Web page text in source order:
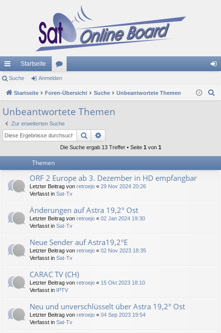
ch
ne
llz
ug
riff
Startseite
or
en m
Suche Anmelden
Startseite Foren-Übersicht Suche Unbeantwortete Themen
Unbeantwortete Themen
Zur erweiterten Suche
Suche
Die Suche ergab 13 Treffer • Seite 1 von 1
Themen
ORF 2 Europe ab 3. Dezember in HD empfangbar
Letzter Beitrag von retroejo « 29 Nov 2024 20:26
Verfasst in Sat-Tv
Änderungen auf Astra 19,2° Ost
Letzter Beitrag von retroejo « 02 Jan 2024 19:30
Verfasst in Sat-Tv
Neue Sender auf Astra19,2°E
Letzter Beitrag von retroejo « 02 Nov 2023 18:35
Verfasst in Sat-Tv
CARAC TV (CH)
Letzter Beitrag von retroejo « 15 Okt 2023 18:10
Verfasst in
IPTV
Neu und unverschlüsselt über Astra 19,2° Ost
Letzter Beitrag von retroejo « 04 Sep 2023 19:54
Verfasst in Sat-Tv